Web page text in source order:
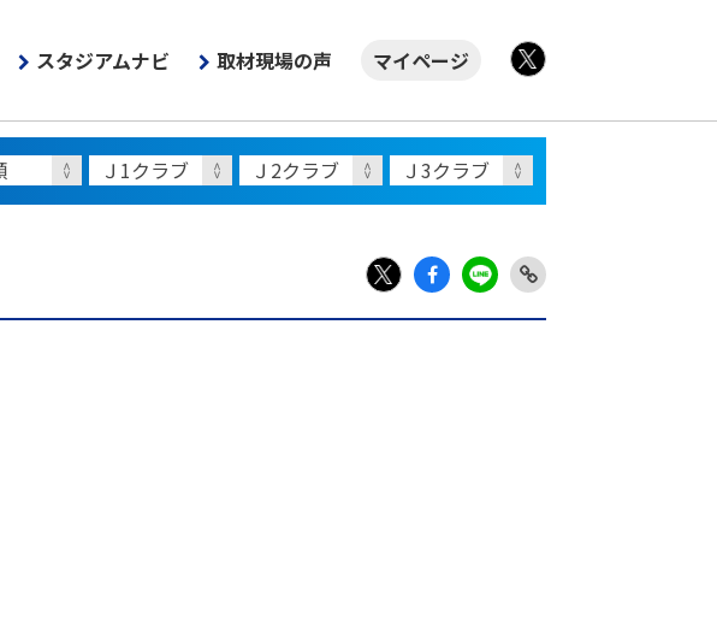
スタジアムナビ 取材現場の声
マイページ
X
Fac LIN Link